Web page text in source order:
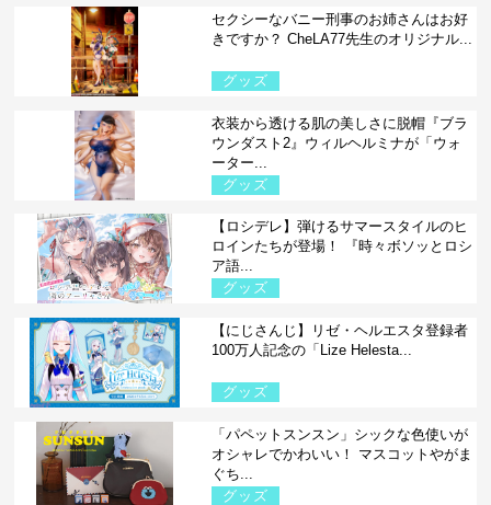
セクシーなバニー刑事のお姉さんはお好
きですか？ CheLA77先生のオリジナル...
グッズ
衣装から透ける肌の美しさに脱帽『ブラ
ウンダスト2』ウィルヘルミナが「ウォ
ーター...
グッズ
【ロシデレ】弾けるサマースタイルのヒ
ロインたちが登場！ 『時々ボソッとロシ
ア語...
グッズ
【にじさんじ】リゼ・ヘルエスタ登録者
100万人記念の「Lize Helesta...
グッズ
「パペットスンスン」シックな色使いが
オシャレでかわいい！ マスコットやがま
ぐち...
グッズ